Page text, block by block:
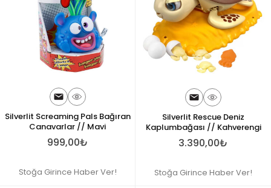
Silverlit Screaming Pals Bağıran
Canavarlar // Mavi
999,00₺
Stoğa Girince Haber Ver!
Silverlit Rescue Deniz
Kaplumbağası // Kahverengi
3.390,00₺
Stoğa Girince Haber Ver!